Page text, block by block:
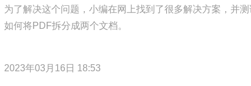
为了解决这个问题，小编在网上找到了很多解决方案，并
如何将PDF拆分成两个文档。
2023年03月16日 18:53